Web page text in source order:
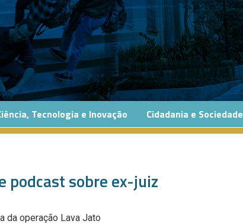
Tecnologia e Inovação Cidadania e Sociedade
podcast sobre ex-juiz
da operação Lava Jato